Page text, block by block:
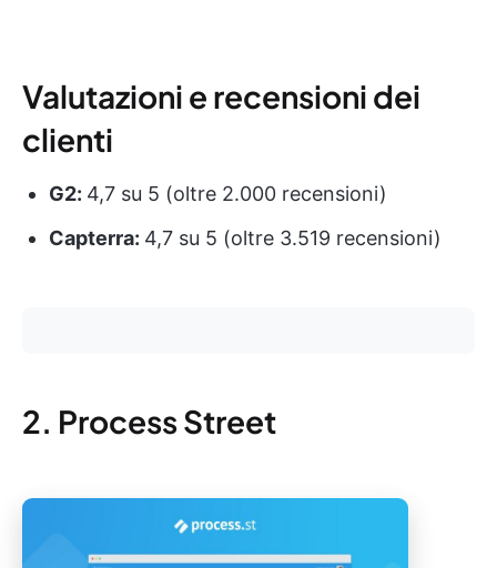
Valutazioni e recensioni dei
clienti
G2: 4,7 su 5 (oltre 2.000 recensioni)
Capterra: 4,7 su 5 (oltre 3.519 recensioni)
2. Process Street